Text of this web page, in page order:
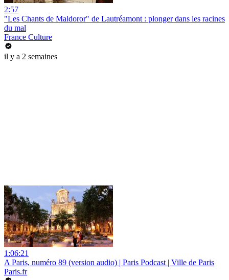
2:57
"Les Chants de Maldoror" de Lautréamont : plonger dans les racines
du mal
France Culture
il y a 2 semaines
1:06:21
A Paris, numéro 89 (version audio) | Paris Podcast | Ville de Paris
Paris.fr